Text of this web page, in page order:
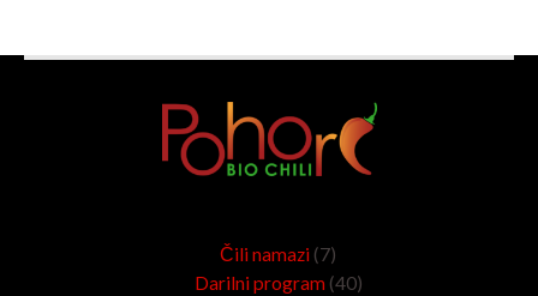
Čili namazi 77
izdelkov
Darilni program 40izdelkov
izdelkov
izdelkov